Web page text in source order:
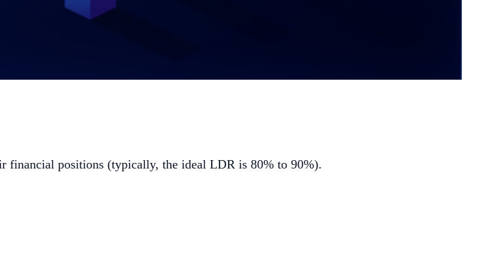
financial positions (typically, the ideal LDR is 80% to 90%).